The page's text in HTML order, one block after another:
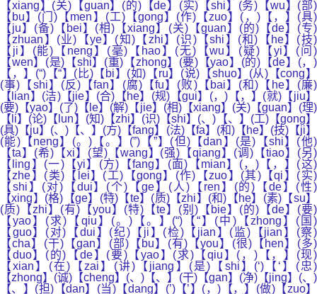
【xiang】(关)【guan】(的)【de】(实)【shi】(务)【wu】(部)
【bu】(门)【men】(工)【gong】(作)【zuo】(，)【，】(具)
【ju】(备)【bei】(相)【xiang】(关)【guan】(的)【de】(专)
【zhuan】(业)【ye】(知)【zhi】(识)【shi】(和)【he】(技)
【ji】(能)【neng】(毫)【hao】(无)【wu】(疑)【yi】(问)
【wen】(是)【shi】(重)【zhong】(要)【yao】(的)【de】(，)
【，】(“)【“】(比)【bi】(如)【ru】(说)【shuo】(从)【cong】
(事)【shi】(反)【fan】(腐)【fu】(败)【bai】(和)【he】(廉)
【lian】(洁)【jie】(合)【he】(规)【gui】(，)【，】(就)【jiu】
(要)【yao】(了)【le】(解)【jie】(相)【xiang】(关)【guan】(理)
【li】(论)【lun】(知)【zhi】(识)【shi】(、)【、】(工)【gong】
(具)【ju】(、)【、】(方)【fang】(法)【fa】(和)【he】(技)【ji】
(能)【neng】(。)【。】(”)【”】(但)【dan】(是)【shi】(他)
【ta】(希)【xi】(望)【wang】(强)【qiang】(调)【tiao】(另)
【ling】(一)【yi】(方)【fang】(面)【mian】(，)【，】(这)
【zhe】(类)【lei】(工)【gong】(作)【zuo】(其)【qi】(实)
【shi】(对)【dui】(个)【ge】(人)【ren】(的)【de】(性)
【xing】(格)【ge】(特)【te】(质)【zhi】(和)【he】(素)【su】
(质)【zhi】(有)【you】(特)【te】(别)【bie】(的)【de】(要)
【yao】(求)【qiu】(。)【。】(“)【“】(中)【zhong】(国)
【guo】(对)【dui】(纪)【ji】(检)【jian】(监)【jian】(察)
【cha】(干)【gan】(部)【bu】(有)【you】(很)【hen】(多)
【duo】(的)【de】(要)【yao】(求)【qiu】(，)【，】(现)
【xian】(在)【zai】(讲)【jiang】(是)【shi】(‘)【‘】(忠)
【zhong】(诚)【cheng】(、)【、】(干)【gan】(净)【jing】(、)
【、】(担)【dan】(当)【dang】(’)【’】(，)【，】(做)【zuo】